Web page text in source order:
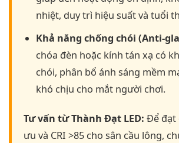
nhiệt, duy trì hiệu suất và tuổi
Khả năng chống chói (Anti-
chóa đèn hoặc kính tán xạ có
chói, phân bổ ánh sáng mềm
khó chịu cho mắt người chơi.
Tư vấn từ Thành Đạt LED: Để đạt
ưu và CRI >85 cho sân cầu lông,